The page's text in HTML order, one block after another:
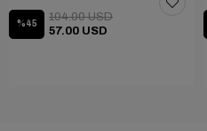
%45
57.00 USD
104.00 USD